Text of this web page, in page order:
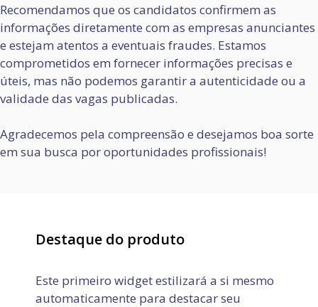
Recomendamos que os candidatos confirmem as
informações diretamente com as empresas anunciantes
e estejam atentos a eventuais fraudes. Estamos
comprometidos em fornecer informações precisas e
úteis, mas não podemos garantir a autenticidade ou a
validade das vagas publicadas.
Agradecemos pela compreensão e desejamos boa sorte
em sua busca por oportunidades profissionais!
Destaque do produto
Este primeiro widget estilizará a si mesmo
automaticamente para destacar seu